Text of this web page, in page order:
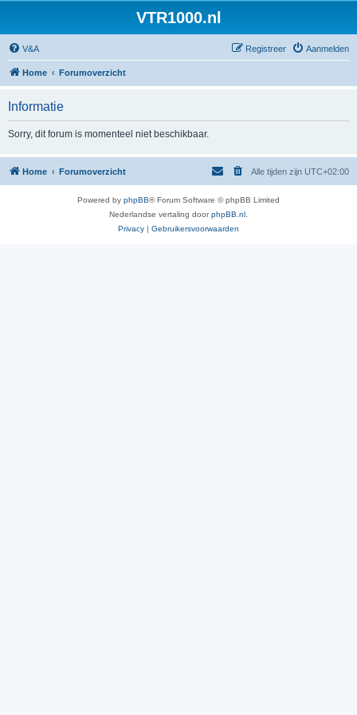
VTR1000.nl
V&A Aanmelden
Registreer
Home Forumoverzicht
Informatie
Sorry, dit forum is momenteel niet beschikbaar.
Home Forumoverzicht Alle tijden zijn UTC+02:00
Powered by phpBB® Forum Software © phpBB Limited
Nederlandse vertaling doorphpBB.nl
Privacy | Gebruikersvoorwaarden